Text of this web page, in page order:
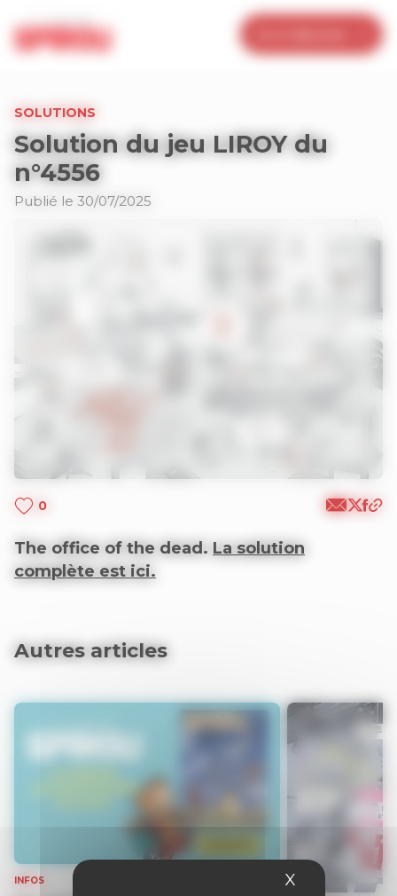
X Masquer le
SOLUTIONS
Solution du jeu LIROY du
n°4556
Publié le 30/07/2025
0
The office of the dead. La solution
complète est ici.
Autres articles
INFOS